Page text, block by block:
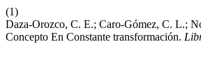
(1)
Daza-Orozco, C. E.; Caro-Gómez, C. L.;
Concepto En Constante transformación.